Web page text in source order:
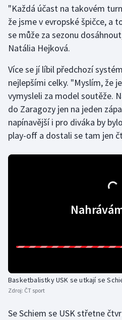
Gymnastika
Házená
Jezdectví
Judo
Krasobruslení
Lezení
Plavání
Plážový volejbal
"Každá účast na takovém
že jsme v evropské špičce, a
se může za sezonu
Natália Hejková.
Více se jí líbil předchozí
nejlepšími celky. "Myslím, že
vymysleli za model soutěže.
do Zaragozy jen na jeden
napínavější i pro diváka by
play-off a dostali se tam jen
Basketbalistky USK se utkají se
Zdroj: ČT sport
Se Schiem se USK střetne